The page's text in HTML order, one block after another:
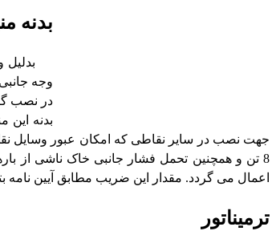
بدنه
بدلیل
وجه
در نصب
بدنه این
8 تن و همچنین تحمل فشار جانبی خاک ناشی از
اعمال می گردد. مقدار این ضریب مطابق آیین نامه بتن ایران
ترمیناتور